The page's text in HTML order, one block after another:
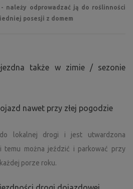
należy odprowadzać ją do roślinności
posesji z domem
także w zimie / sezonie
nawet przy złej pogodzie
do lokalnej drogi i jest utwardzona
temu można jeździć i parkować przy
porze roku.